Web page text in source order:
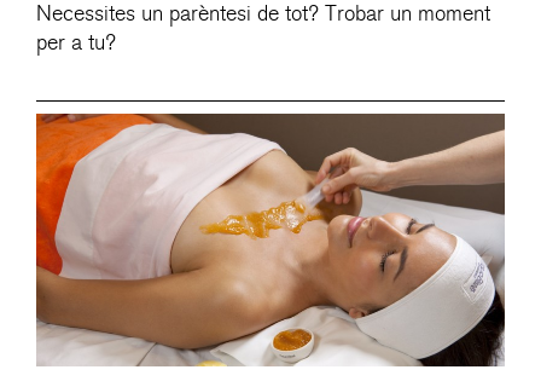
Necessites un parèntesi de tot? Trobar un moment
per a tu?